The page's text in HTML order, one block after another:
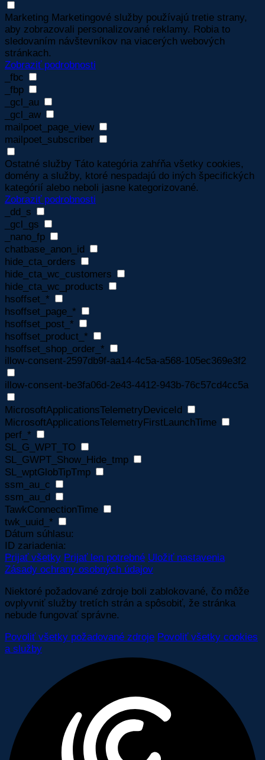
Marketing Marketingové služby používajú tretie strany,
aby zobrazovali personalizované reklamy. Robia to
sledovaním návštevníkov na viacerých webových
stránkach.
Zobraziť podrobnosti
_fbc
_fbp
_gcl_au
_gcl_aw
mailpoet_page_view
mailpoet_subscriber
Ostatné služby Táto kategória zahŕňa všetky cookies,
domény a služby, ktoré nespadajú do iných špecifických
kategórií alebo neboli jasne kategorizované.
Zobraziť podrobnosti
_dd_s
_gcl_gs
_nano_fp
chatbase_anon_id
hide_cta_orders
hide_cta_wc_customers
hide_cta_wc_products
hsoffset_*
hsoffset_page_*
hsoffset_post_*
hsoffset_product_*
hsoffset_shop_order_*
illow-consent-2597db9f-aa14-4c5a-a568-105ec369e3f2
illow-consent-be3fa06d-2e43-4412-943b-76c57cd4cc5a
MicrosoftApplicationsTelemetryDeviceId
MicrosoftApplicationsTelemetryFirstLaunchTime
perf_*
SL_G_WPT_TO
SL_GWPT_Show_Hide_tmp
SL_wptGlobTipTmp
ssm_au_c
ssm_au_d
TawkConnectionTime
twk_uuid_*
Dátum súhlasu:
ID zariadenia:
Prijať všetky Prijať len potrebné Uložiť nastavenia
Zásady ochrany osobných údajov
Niektoré požadované zdroje boli zablokované, čo môže
ovplyvniť služby tretích strán a spôsobiť, že stránka
nebude fungovať správne.
Povoliť všetky požadované zdroje Povoliť všetky cookies
a služby